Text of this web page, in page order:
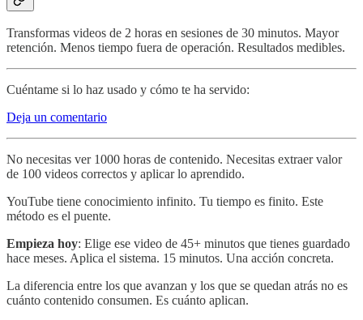
Transformas videos de 2 horas en sesiones de 30 minutos. Mayor
retención. Menos tiempo fuera de operación. Resultados medibles.
Cuéntame si lo haz usado y cómo te ha servido:
Deja un comentario
No necesitas ver 1000 horas de contenido. Necesitas extraer valor
de 100 videos correctos y aplicar lo aprendido.
YouTube tiene conocimiento infinito. Tu tiempo es finito. Este
método es el puente.
Empieza hoy: Elige ese video de 45+ minutos que tienes guardado
hace meses. Aplica el sistema. 15 minutos. Una acción concreta.
La diferencia entre los que avanzan y los que se quedan atrás no es
cuánto contenido consumen. Es cuánto aplican.